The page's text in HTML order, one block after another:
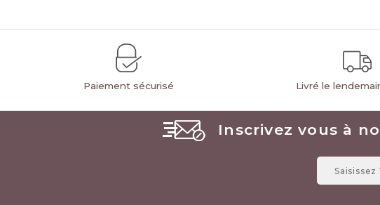
Paiement sécurisé Livré le
Inscrivez vous à